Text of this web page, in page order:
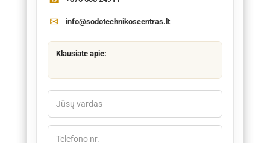
info@sodotechnikoscentras.lt
Klausiate apie: